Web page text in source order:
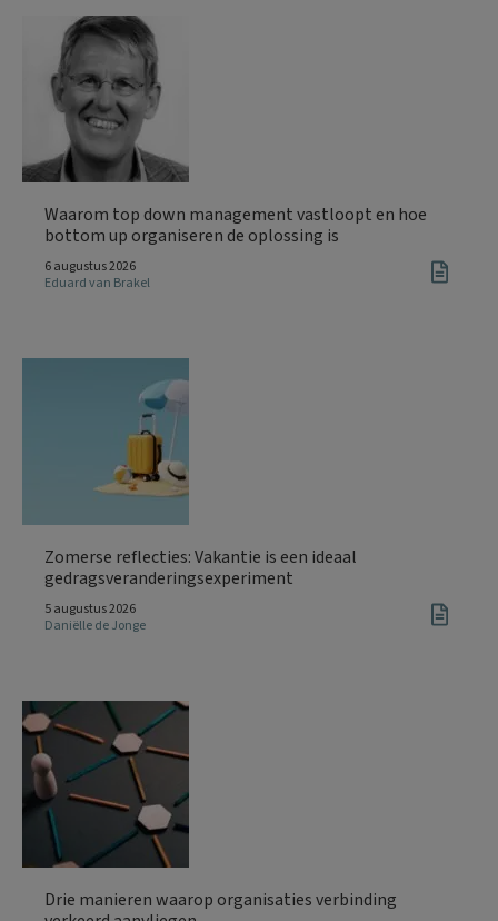
Waarom top down management vastloopt en hoe
bottom up organiseren de oplossing is
6 augustus 2026
Eduard van Brakel
Zomerse reflecties: Vakantie is een ideaal
gedragsveranderingsexperiment
5 augustus 2026
Daniëlle de Jonge
Drie manieren waarop organisaties verbinding